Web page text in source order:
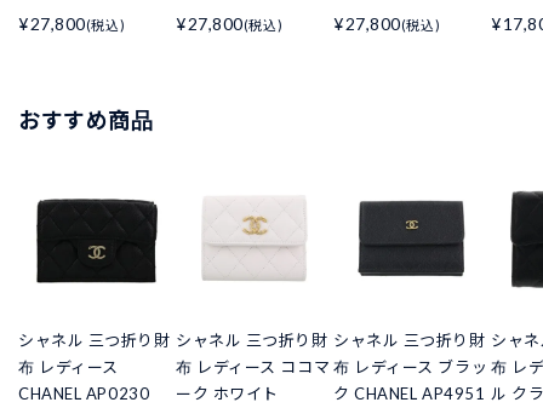
¥27,800(税込) ¥27,800(税込) ¥27,800(税込)
おすすめ商品
シャネル 三つ折り財
布 レディース
CHANEL AP0230
シャネル 三つ折り財
布 レディース ココマ
ーク ホワイト
シャネル 三つ折り財
布 レディース ブラッ
ク CHANEL AP4951
シャ
布 レ
ル ク